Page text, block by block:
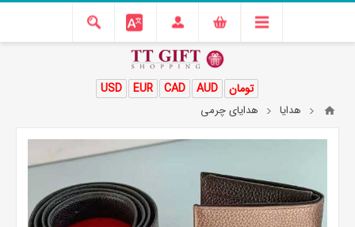
USD EUR CAD AUD تومان
هدایا هدایای چرمی